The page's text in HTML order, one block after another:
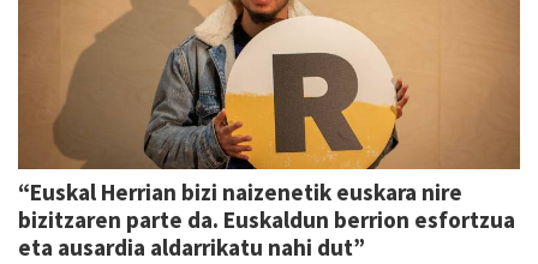
“Euskal Herrian bizi naizenetik euskara nire
bizitzaren parte da. Euskaldun berrion esfortzua
eta ausardia aldarrikatu nahi dut”